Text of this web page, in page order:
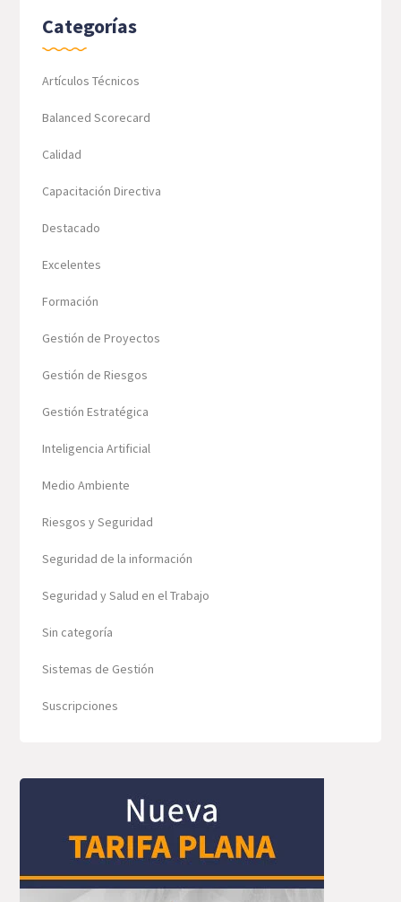
Categorías
Artículos Técnicos
Balanced Scorecard
Calidad
Capacitación Directiva
Destacado
Excelentes
Formación
Gestión de Proyectos
Gestión de Riesgos
Gestión Estratégica
Inteligencia Artificial
Medio Ambiente
Riesgos y Seguridad
Seguridad de la información
Seguridad y Salud en el Trabajo
Sin categoría
Sistemas de Gestión
Suscripciones